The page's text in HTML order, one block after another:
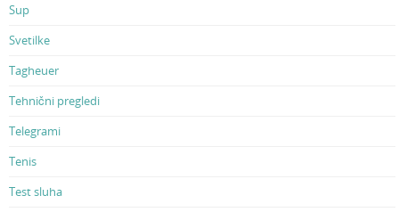
Sup
Svetilke
Tagheuer
Tehnični pregledi
Telegrami
Tenis
Test sluha